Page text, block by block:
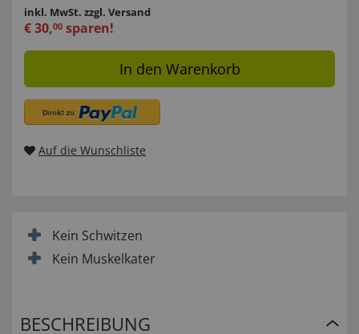
inkl. MwSt. zzgl. Versand
€30,00 sparen!
In den Warenkorb
Auf die Wunschliste
Kein Schwitzen
Kein Muskelkater
BESCHREIBUNG